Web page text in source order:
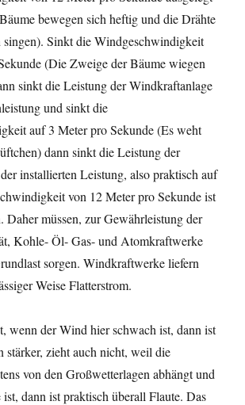
bewegen sich heftig und die Drähte
singen). Sinkt die Windgeschwindigkeit
(Die Zweige der Bäume wiegen
sinkt die Leistung der Windkraftanlage
und sinkt die
auf 3 Meter pro Sekunde (Es weht
dann sinkt die Leistung der
installierten Leistung, also praktisch auf
von 12 Meter pro Sekunde ist
Daher müssen, zur Gewährleistung der
Kohle- Öl- Gas- und Atomkraftwerke
sorgen. Windkraftwerke liefern
Weise Flatterstrom.
wenn der Wind hier schwach ist, dann ist
stärker, zieht auch nicht, weil die
von den Großwetterlagen abhängt und
dann ist praktisch überall Flaute. Das